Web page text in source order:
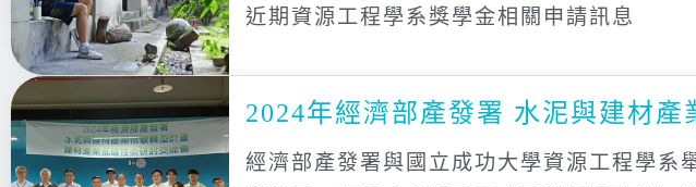
近期資源工程學系獎學金相關申請訊息
2024年經濟部產發署 水泥與建材
經濟部產發署與國立成功大學資源工程學系